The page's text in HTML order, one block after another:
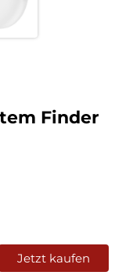
Finder
Jetzt kaufen